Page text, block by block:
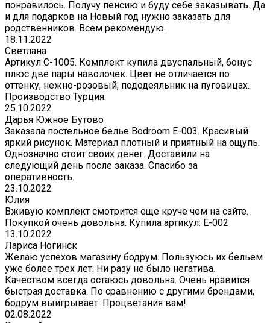
понравилось. Получу пенсию и буду себе заказывать. Да
и для подарков на Новый год нужно заказать для
родственников. Всем рекомендую.
18.11.2022
Светлана
Артикул С-1005. Комплект купила двуспальный, бонус
плюс две пары наволочек. Цвет не отличается по
оттенку, нежно-розовый, пододеяльник на пуговицах.
Производство Турция.
25.10.2022
Дарья Южное Бутово
Заказала постельное белье Bodroom E-003. Красивый
яркий рисунок. Материал плотный и приятный на ощупь.
Однозначно стоит своих денег. Доставили на
следующий день после заказа. Спасибо за
оперативность.
23.10.2022
Юлия
Вживую комплект смотрится еще круче чем на сайте.
Покупкой очень довольна. Купила артикул: E-002
13.10.2022
Лариса Ногинск
Желаю успехов магазину бодрум. Пользуюсь их бельем
уже более трех лет. Ни разу не было негатива.
Качеством всегда остаюсь довольна. Очень нравится
быстрая доставка. По сравнению с другими брендами,
бодрум выигрывает. Процветания вам!
02.08.2022